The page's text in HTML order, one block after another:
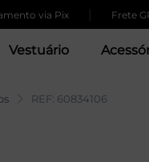
via Pix | Frete
Vestuário
REF: 60834106